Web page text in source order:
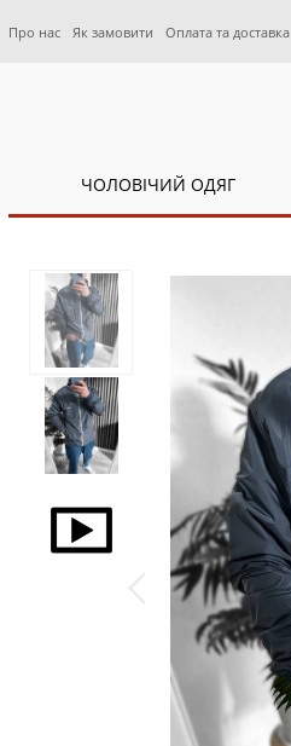
Про нас Як замовити Оплата та доставка
ЧОЛОВІЧИЙ ОДЯГ